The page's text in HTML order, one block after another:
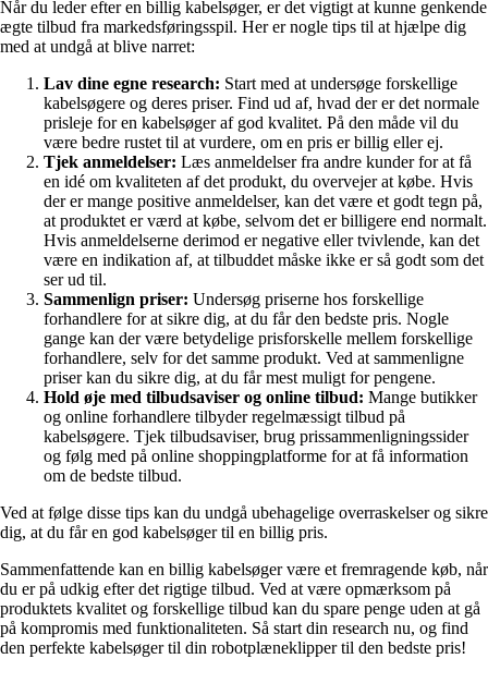
Når du leder efter en billig kabelsøger, er det vigtigt at kunne genkende
ægte tilbud fra markedsføringsspil. Her er nogle tips til at hjælpe dig
med at undgå at blive narret:
Lav dine egne research: Start med at undersøge forskellige
kabelsøgere og deres priser. Find ud af, hvad der er det normale
prisleje for en kabelsøger af god kvalitet. På den måde vil du
være bedre rustet til at vurdere, om en pris er billig eller ej.
Tjek anmeldelser: Læs anmeldelser fra andre kunder for at få
en idé om kvaliteten af det produkt, du overvejer at købe. Hvis
der er mange positive anmeldelser, kan det være et godt tegn på,
at produktet er værd at købe, selvom det er billigere end normalt.
Hvis anmeldelserne derimod er negative eller tvivlende, kan det
være en indikation af, at tilbuddet måske ikke er så godt som det
ser ud til.
Sammenlign priser: Undersøg priserne hos forskellige
forhandlere for at sikre dig, at du får den bedste pris. Nogle
gange kan der være betydelige prisforskelle mellem forskellige
forhandlere, selv for det samme produkt. Ved at sammenligne
priser kan du sikre dig, at du får mest muligt for pengene.
Hold øje med tilbudsaviser og online tilbud: Mange butikker
og online forhandlere tilbyder regelmæssigt tilbud på
kabelsøgere. Tjek tilbudsaviser, brug prissammenligningssider
og følg med på online shoppingplatforme for at få information
om de bedste tilbud.
Ved at følge disse tips kan du undgå ubehagelige overraskelser og sikre
dig, at du får en god kabelsøger til en billig pris.
Sammenfattende kan en billig kabelsøger være et fremragende køb, når
du er på udkig efter det rigtige tilbud. Ved at være opmærksom på
produktets kvalitet og forskellige tilbud kan du spare penge uden at gå
på kompromis med funktionaliteten. Så start din research nu, og find
den perfekte kabelsøger til din robotplæneklipper til den bedste pris!